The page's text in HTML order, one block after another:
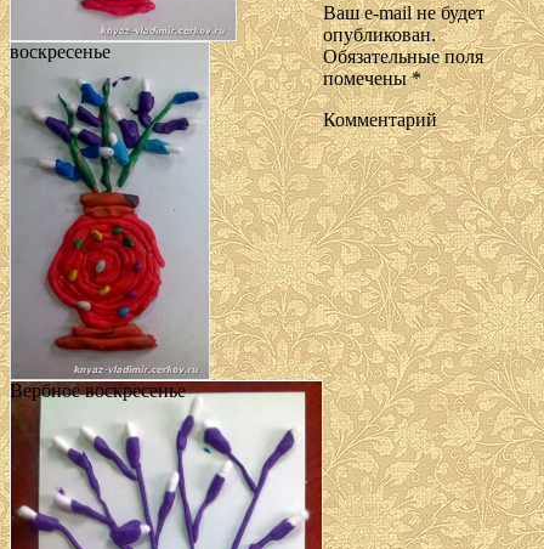
воскресенье
Вербное воскресенье
Ваш e-mail не будет
опубликован.
Обязательные поля
помечены*
Комментарий